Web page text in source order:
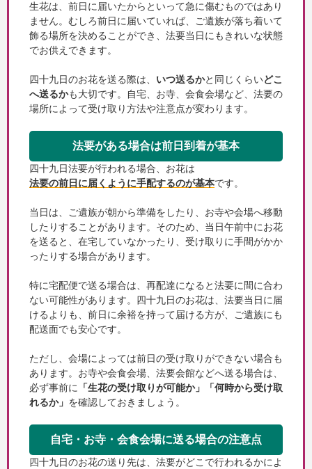
生花は、前日に届いたからといって急に傷むものではあり
ません。むしろ前日に届いていれば、ご遺族が落ち着いて
飾る場所を決めることができ、法要当日にもきれいな状態
でお供えできます。
四十九日のお花を送る際は、 いつ送るかと同じくらいどこ
へ送るかも大切です。自宅、お寺、会食会場など、法要の
場所によって受け取り方法や注意点が変わります。
法要がある場合は前日到着が基本
四十九日法要が行われる場合、お花は
法要の前日に届くように手配するのが基本です。
当日は、ご遺族が朝から準備をしたり、お寺や会場へ移動
したりすることがあります。そのため、当日午前中にお花
を送ると、在宅していなかったり、受け取りに手間がかか
ったりする場合があります。
特に宅配便で送る場合は、再配達になると法要に間に合わ
ない可能性があります。四十九日のお花は、法要当日に届
けるよりも、前日に余裕を持って届ける方が、ご遺族にも
配送面でも安心です。
ただし、会場によっては前日の受け取りができない場合も
あります。お寺や会食会場、法要会館などへ送る場合は、
必ず事前に
「生花の受け取りが可能か」「何時から受け取
れるか」 を確認しておきましょう。
自宅・お寺・会食会場に送る場合の注意点
四十九日のお花の送り先は、法要がどこで行われるかによ